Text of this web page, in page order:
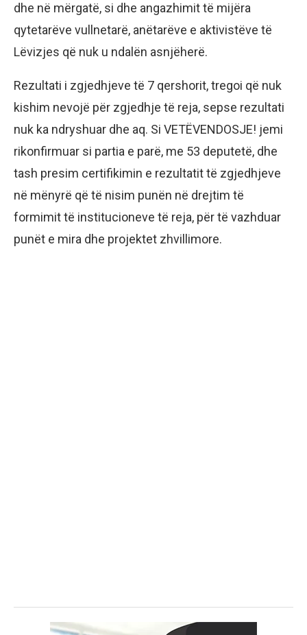
dhe në mërgatë, si dhe angazhimit të mijëra
qytetarëve vullnetarë, anëtarëve e aktivistëve të
Lëvizjes që nuk u ndalën asnjëherë.
Rezultati i zgjedhjeve të 7 qershorit, tregoi që nuk
kishim nevojë për zgjedhje të reja, sepse rezultati
nuk ka ndryshuar dhe aq. Si VETËVENDOSJE! jemi
rikonfirmuar si partia e parë, me 53 deputetë, dhe
tash presim certifikimin e rezultatit të zgjedhjeve
në mënyrë që të nisim punën në drejtim të
formimit të institucioneve të reja, për të vazhduar
punët e mira dhe projektet zhvillimore.